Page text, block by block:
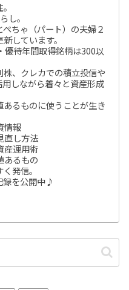
し。
ちゃ（パート）の夫婦２
しています。
優待年間取得銘柄は300以
、クレカでの積立投信や
しながら着々と資産形成
あるものに使うことが生き
情報
直し方法
産運用術
あるもの
発信。
録を公開中♪